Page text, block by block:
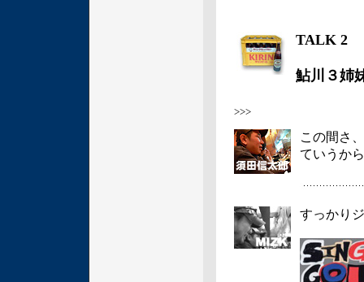
TALK 2
鮎川３姉
>>>
この間さ
ていうか
すっかり